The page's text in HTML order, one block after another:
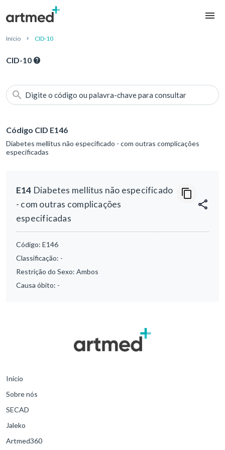
Início CID-10
CID-10
Digite o código ou palavra-chave para consultar
Código CID E146
Diabetes mellitus não especificado - com outras complicações
especificadas
E14 Diabetes mellitus não especificado
- com outras complicações
especificadas
Código: E146
Classificação: -
Restrição do Sexo: Ambos
Causa óbito: -
Início
Sobre nós
SECAD
Jaleko
Artmed360